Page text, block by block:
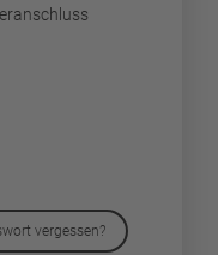
vergessen?